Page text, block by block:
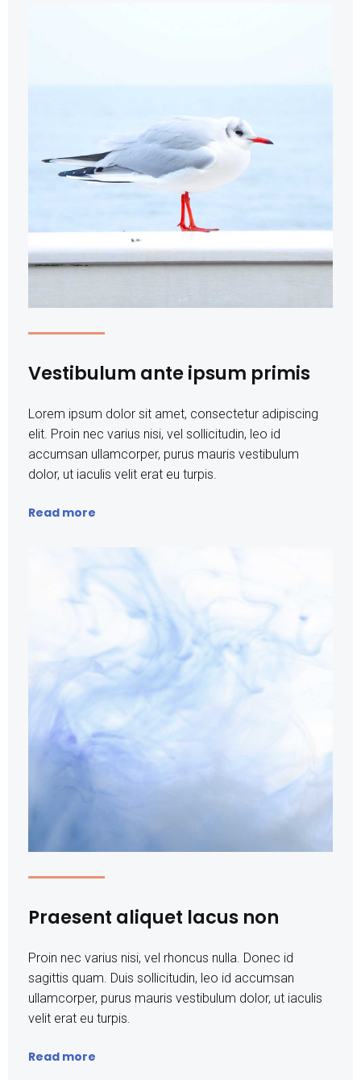
Vestibulum ante ipsum primis
Lorem ipsum dolor sit amet, consectetur adipiscing
elit. Proin nec varius nisi, vel sollicitudin, leo id
accumsan ullamcorper, purus mauris vestibulum
dolor, ut iaculis velit erat eu turpis.
Read more
Praesent aliquet lacus non
Proin nec varius nisi, vel rhoncus nulla. Donec id
sagittis quam. Duis sollicitudin, leo id accumsan
ullamcorper, purus mauris vestibulum dolor, ut iaculis
velit erat eu turpis.
Read more